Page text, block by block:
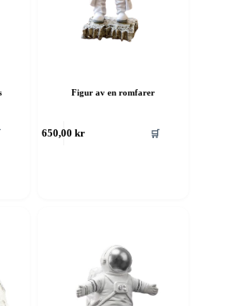
Figur av en romfarer
650,00kr 🛒